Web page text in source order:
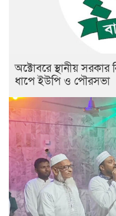
অক্টোবরে স্থানীয় সরকার
ধাপে ইউপি ও পৌরসভা